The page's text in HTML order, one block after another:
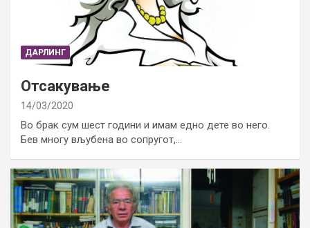
ДАРЛИНГ
Отсакување
14/03/2020
Во брак сум шест години и имам едно дете во него.
Бев многу вљубена во сопругот,…